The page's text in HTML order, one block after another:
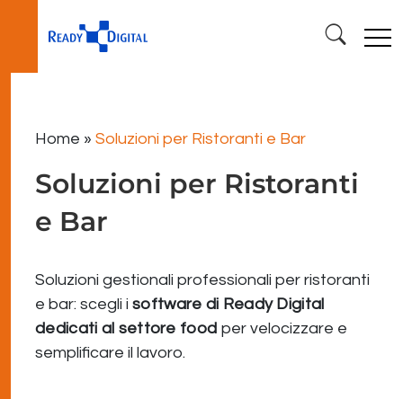
Home » Soluzioni per Ristoranti e Bar
Soluzioni per Ristoranti
e Bar
Soluzioni gestionali professionali per ristoranti
e bar: scegli i software di Ready Digital
dedicati al settore food per velocizzare e
semplificare il lavoro.